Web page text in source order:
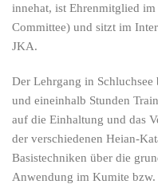
innehat, ist Ehrenmitglied
Committee) und sitzt im
JKA.
Der Lehrgang in
und eineinhalb Stunden
auf die Einhaltung und das
der verschiedenen Heian-
Basistechniken über die
Anwendung im Kumite bzw.